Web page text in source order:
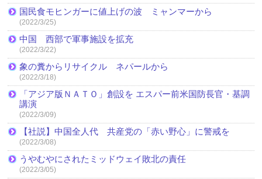
国民食モヒンガーに値上げの波 ミャンマーから
(2022/3/25)
中国 西部で軍事施設を拡充
(2022/3/22)
象の糞からリサイクル ネパールから
(2022/3/18)
「アジア版ＮＡＴＯ」創設を エスパー前米国防長官・基調
講演
(2022/3/09)
【社説】中国全人代 共産党の「赤い野心」に警戒を
(2022/3/08)
うやむやにされたミッドウェイ敗北の責任
(2022/3/05)